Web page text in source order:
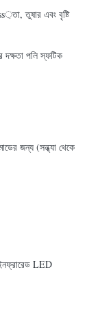
তুষার এবং বৃষ্টি
দক্ষতা পলি স্ফটিক
জন্য (সন্ধ্যা থেকে
LED